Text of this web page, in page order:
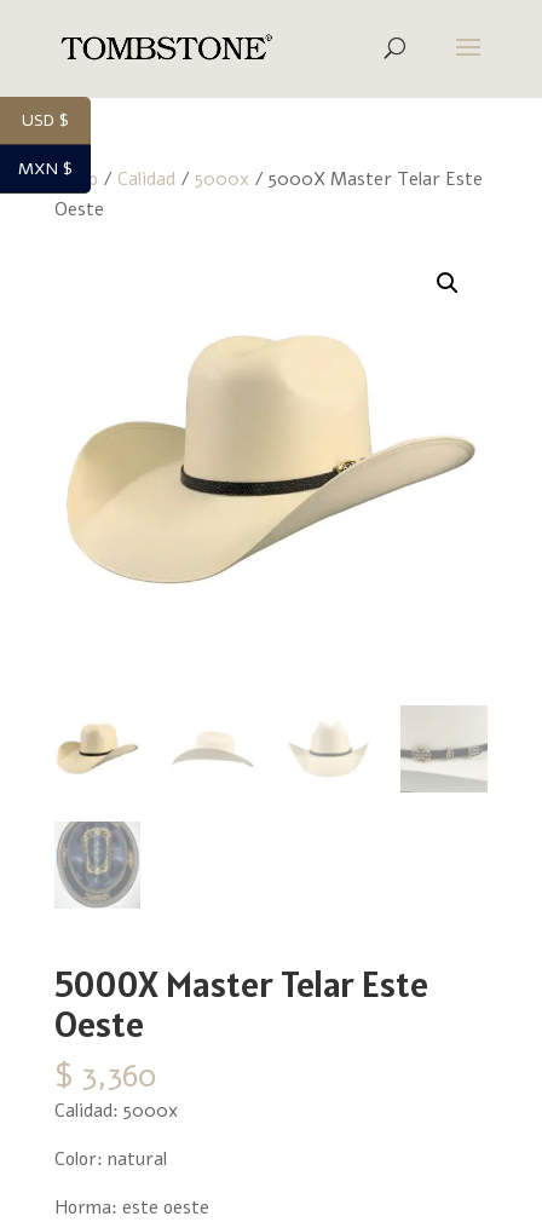
Inicio / Calidad / 5000x / 5000X Master Telar Este
Oeste
5000X Master Telar Este
Oeste
$ 3,360
Calidad: 5000x
Color: natural
Horma: este oeste
USD $
MXN $